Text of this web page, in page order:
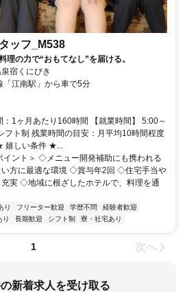
ッフ_M538
理の力で“おもてなし”を届ける。
宿くにびき
「江南駅」から車で5分
1ヶ月あたり160時間 【就業時間】 5:00～
ト制 残業時間の目安：月平均10時間程度
嬉しい条件 ★...
イント＞ ◇メニュー開発補助にも携われる
い方に最適な環境 ◇賞与年2回 ◇住宅手当や
実 ◇地域に根ざしたホテルで、料理を通
り フリーター歓迎 学歴不問
経験者歓迎
り 長期歓迎 シフト制 寮・社宅あり
1 次へ
新着求人を受け取る